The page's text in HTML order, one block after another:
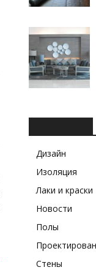
Дизайн
Изоляция
Лаки и краски
Новости
Полы
Стены